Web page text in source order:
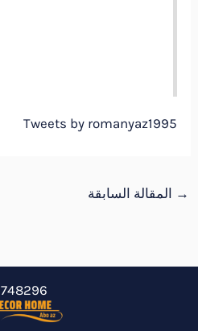
Tweets by romanyaz1995
→ المقالة السابقة